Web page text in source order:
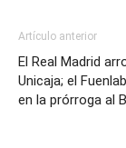
Artículo anterior
El Real Madrid
Unicaja; el
en la prórroga al